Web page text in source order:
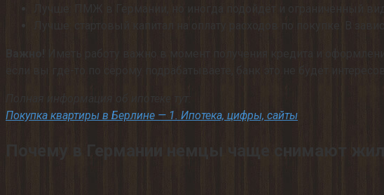
Лучше: ПМЖ в Германии, но иногда подойдёт и ограниченный вид
Лучше: стартовый капитал на оплату расходов по покупке. В
Важно!
Иметь работу важно в момент получения кредита и
если вы где-то по серому подрабатываете, банк это не будет
Покупка квартиры в Берлине — 1. Ипотека, цифры, сайты
Почему в Германии немцы чаще снимают